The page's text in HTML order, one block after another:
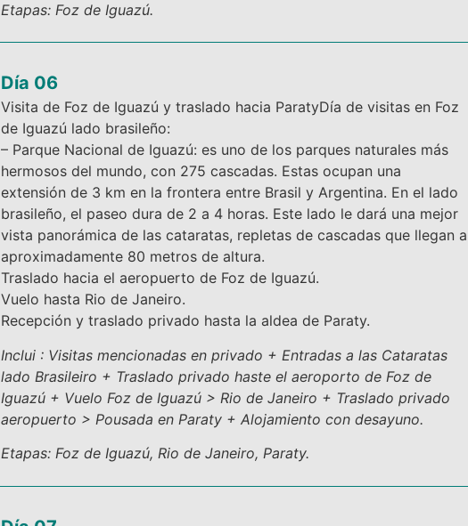
Etapas: Foz de Iguazú.
Día 06
Visita de Foz de Iguazú y traslado hacia ParatyDía de visitas en Foz
de Iguazú lado brasileño:
– Parque Nacional de Iguazú: es uno de los parques naturales más
hermosos del mundo, con 275 cascadas. Estas ocupan una
extensión de 3 km en la frontera entre Brasil y Argentina. En el lado
brasileño, el paseo dura de 2 a 4 horas. Este lado le dará una mejor
vista panorámica de las cataratas, repletas de cascadas que llegan a
aproximadamente 80 metros de altura.
Traslado hacia el aeropuerto de Foz de Iguazú.
Vuelo hasta Rio de Janeiro.
Recepción y traslado privado hasta la aldea de Paraty.
Inclui : Visitas mencionadas en privado + Entradas a las Cataratas
lado Brasileiro + Traslado privado haste el aeroporto de Foz de
Iguazú + Vuelo Foz de Iguazú > Rio de Janeiro + Traslado privado
aeropuerto > Pousada en Paraty + Alojamiento con desayuno.
Etapas: Foz de Iguazú, Rio de Janeiro, Paraty.